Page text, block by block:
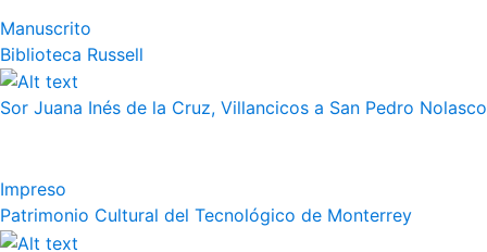
Manuscrito
Biblioteca Russell
Sor Juana Inés de la Cruz, Villancicos a San Pedro Nolasco
Impreso
Patrimonio Cultural del Tecnológico de Monterrey